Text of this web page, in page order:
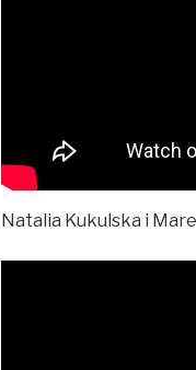
Natalia Kukulska i